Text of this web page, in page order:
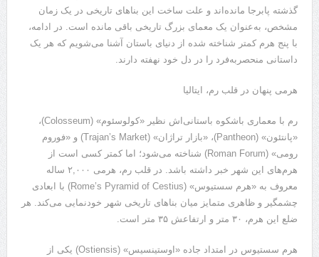
گذشته پابرجا مانده‌اند و علت ساخت این بناهای تاریخی در یک زمان
مشخص، به‌عنوان یک معمای بزرگ تاریخی باقی مانده است. در ادامه،
با پنج هرم کمتر شناخته ‌شده از دنیای باستان آشنا می‌شویم که هر یک
داستانی منحصربه‌فرد را در دل خود نهفته دارند.
هرمی پنهان در قلب رم، ایتالیا
رم با معماری باشکوه باستانی‌اش نظیر «کولوسئوم» (Colosseum)،
«پانتئون» (Pantheon)، «بازار تراژان» (Trajan’s Market) و «فوروم
رومی» (Roman Forum) شناخته می‌شود؛ اما کمتر کسی است از
هرم‌های این شهر خبر داشته باشد. در قلب رم، هرمی ۲,۰۰۰ ساله
معروف به «هرم سستیوس» (Rome’s Pyramid of Cestius) با ابعادی
چشمگیر و ظاهری متمایز میان بناهای تاریخی شهر خودنمایی می‌کند. هر
ضلع این هرم، ۳۰ متر و ارتفاعش ۳۵ متر است.
هرم سستیوس در امتداد جاده «اوستینسیس» (Ostiensis) یکی از